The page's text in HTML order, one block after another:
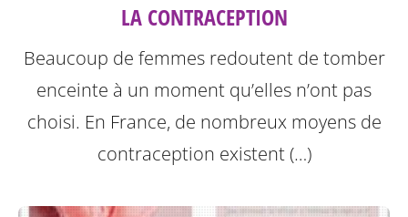
LA CONTRACEPTION
Beaucoup de femmes redoutent de tomber
enceinte à un moment qu’elles n’ont pas
choisi. En France, de nombreux moyens de
contraception existent (…)